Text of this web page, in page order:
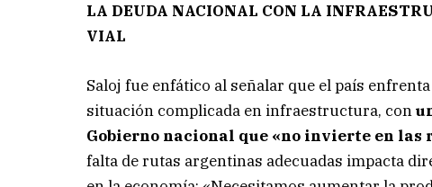
LA DEUDA NACIONAL CON LA
VIAL
Saloj fue enfático al señalar que el país
situación complicada en infraestructura, con
Gobierno nacional que «no invierte en las
falta de rutas argentinas adecuadas impacta